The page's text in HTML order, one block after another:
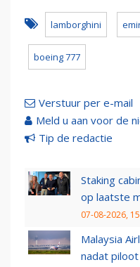
lamborghini
boeing 777
Verstuur per e-mail
Meld u aan voor de
Tip de redactie
Staking
op laatste
07-08-2026,
Malaysia
nadat